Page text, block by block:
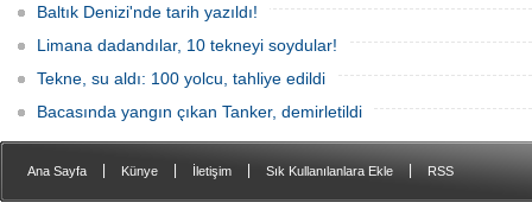
Baltık Denizi'nde tarih yazıldı!
Limana dadandılar, 10 tekneyi soydular!
Tekne, su aldı: 100 yolcu, tahliye edildi
Bacasında yangın çıkan Tanker, demirletildi
Ana Sayfa Künye İletişim Sık Kullanılanlara Ekle RSS